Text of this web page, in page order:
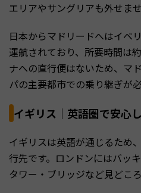
エリアやサングリアも外せませ
日本からマドリードへはイベ
運航されており、所要時間は
ナへの直行便はないため、マ
パの主要都市での乗り継ぎが必
イギリス｜英語圏で安心
イギリスは英語が通じるため
行先です。ロンドンにはバッ
タワー・ブリッジなど見どこ